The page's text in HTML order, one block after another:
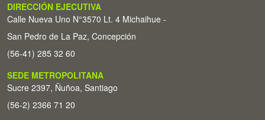
DIRECCIÓN EJECUTIVA
Calle Nueva Uno N°3570 Lt. 4 Michaihue -
San Pedro de La Paz, Concepción
(56-41) 285 32 60
SEDE METROPOLITANA
Sucre 2397, Ñuñoa, Santiago
(56-2) 2366 71 20